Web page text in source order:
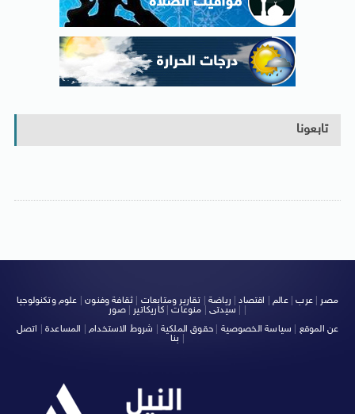
تابعونا
مصر |عرب|عالم| اقتصاد| رياضة تقارير ومتابعات ثقافة وفنون| علوم وتكنولوجيا
سيدتى| منوعات|كاريكاتير |صور
عن الموقع
سياسة الخصوصية حقوق الملكية شروط الاستخدام المساعدة
اتصل
بنا